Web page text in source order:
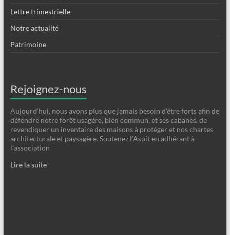
Lettre trimestrielle
Notre actualité
Patrimoine
Rejoignez-nous
Aujourd’hui, nous avons plus que jamais besoin d’être forts afin de
défendre notre forêt usagère, bien commun, et ses cabanes, de
revendiquer un inventaire des maisons à protéger et nos chartes
architecturale et paysagère. Soutenez l’Aspit en adhérant à
l’association
Lire la suite